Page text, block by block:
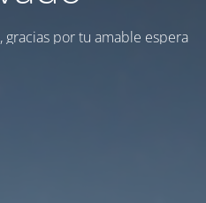
gracias por tu amable espera